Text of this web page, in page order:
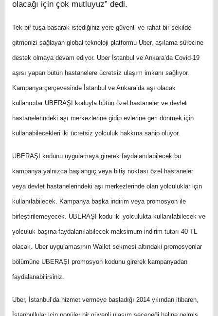
olacağı için çok mutluyuz” dedi.
Tek bir tuşa basarak istediğiniz yere güvenli ve rahat bir şekilde
gitmenizi sağlayan global teknoloji platformu Uber, aşılama sürecine
destek olmaya devam ediyor. Uber İstanbul ve Ankara’da Covid-19
aşısı yapan bütün hastanelere ücretsiz ulaşım imkanı sağlıyor.
Kampanya çerçevesinde İstanbul ve Ankara’da aşı olacak
kullanıcılar UBERAŞI koduyla bütün özel hastaneler ve devlet
hastanelerindeki aşı merkezlerine gidip evlerine geri dönmek için
kullanabilecekleri iki ücretsiz yolculuk hakkına sahip oluyor.
UBERAŞI kodunu uygulamaya girerek faydalanılabilecek bu
kampanya yalnızca başlangıç veya bitiş noktası özel hastaneler
veya devlet hastanelerindeki aşı merkezlerinde olan yolculuklar için
kullanılabilecek. Kampanya başka indirim veya promosyon ile
birleştirilemeyecek. UBERAŞI kodu iki yolculukta kullanılabilecek ve
yolculuk başına faydalanılabilecek maksimum indirim tutarı 40 TL
olacak. Uber uygulamasının Wallet sekmesi altındaki promosyonlar
bölümüne UBERAŞI promosyon kodunu girerek kampanyadan
faydalanabilirsiniz.
Uber, İstanbul’da hizmet vermeye başladığı 2014 yılından itibaren,